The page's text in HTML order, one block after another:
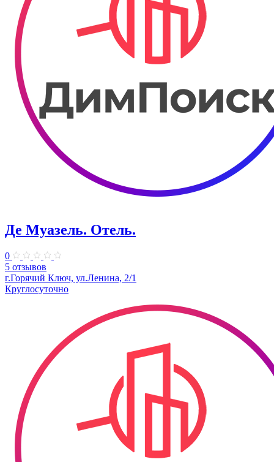
Де Муазель. Отель.
0
5 отзывов
г.Горячий Ключ, ул.Ленина, 2/1
Круглосуточно